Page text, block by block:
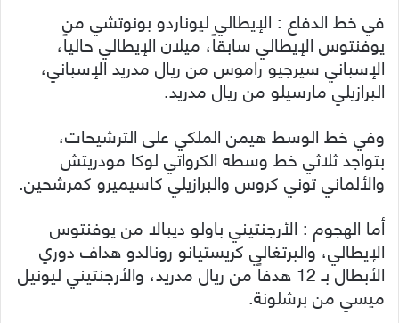
في خط الدفاع : الإيطالي ليوناردو بونوتشي من
يوفنتوس الإيطالي سابقاً، ميلان الإيطالي حالياً،
الإسباني سيرجيو راموس من ريال مدريد الإسباني،
البرازيلي مارسيلو من ريال مدريد.
وفي خط الوسط هيمن الملكي على الترشيحات،
بتواجد ثلاثي خط وسطه الكرواتي لوكا مودريتش
والألماني توني كروس والبرازيلي كاسيميرو كمرشحين.
أما الهجوم : الأرجنتيني باولو ديبالا من يوفنتوس
الإيطالي، والبرتغالي كريستيانو رونالدو هداف دوري
الأبطال بـ 12 هدفاً من ريال مدريد، والأرجنتيني ليونيل
ميسي من برشلونة.